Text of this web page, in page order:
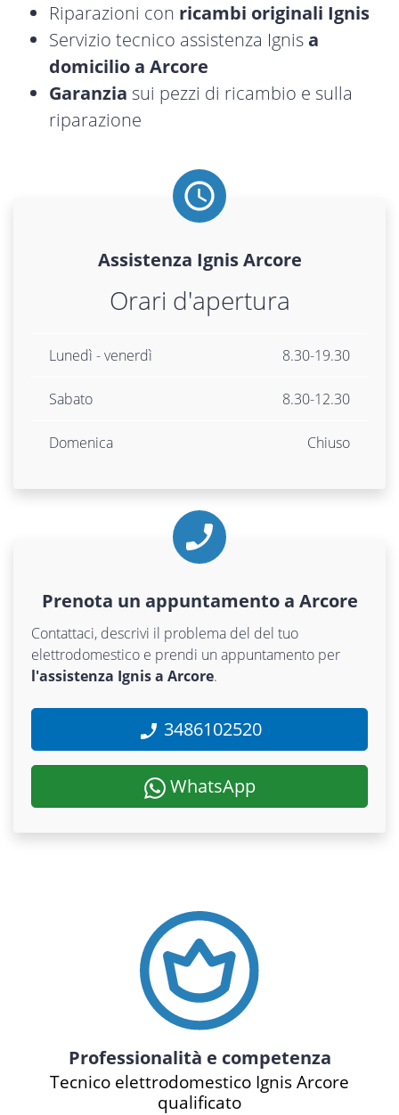
Riparazioni con ricambi originali Ignis
Servizio tecnico assistenza Ignisa
domicilio a Arcore
Garanzia sui pezzi di ricambio e sulla
riparazione
Assistenza IgnisArcore
Orari d'apertura
Lunedì - venerdì 8.30-19.30
Sabato 8.30-12.30
Domenica Chiuso
Prenota un appuntamento a Arcore
Contattaci, descrivi il problema del del tuo
elettrodomestico e prendi un appuntamento per
l'assistenza Ignis a Arcore.
3486102520
WhatsApp
Professionalità e competenza
Tecnico elettrodomestico Ignis Arcore
qualificato